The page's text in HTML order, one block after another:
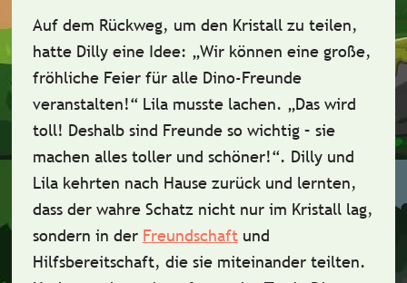
Auf dem Rückweg, um den Kristall zu teilen,
hatte Dilly eine Idee: „Wir können eine große,
fröhliche Feier für alle Dino-Freunde
veranstalten!“ Lila musste lachen. „Das wird
toll! Deshalb sind Freunde so wichtig – sie
machen alles toller und schöner!“. Dilly und
Lila kehrten nach Hause zurück und lernten,
dass der wahre Schatz nicht nur im Kristall lag,
sondern in der Freundschaftund
Hilfsbereitschaft, die sie miteinander teilten.